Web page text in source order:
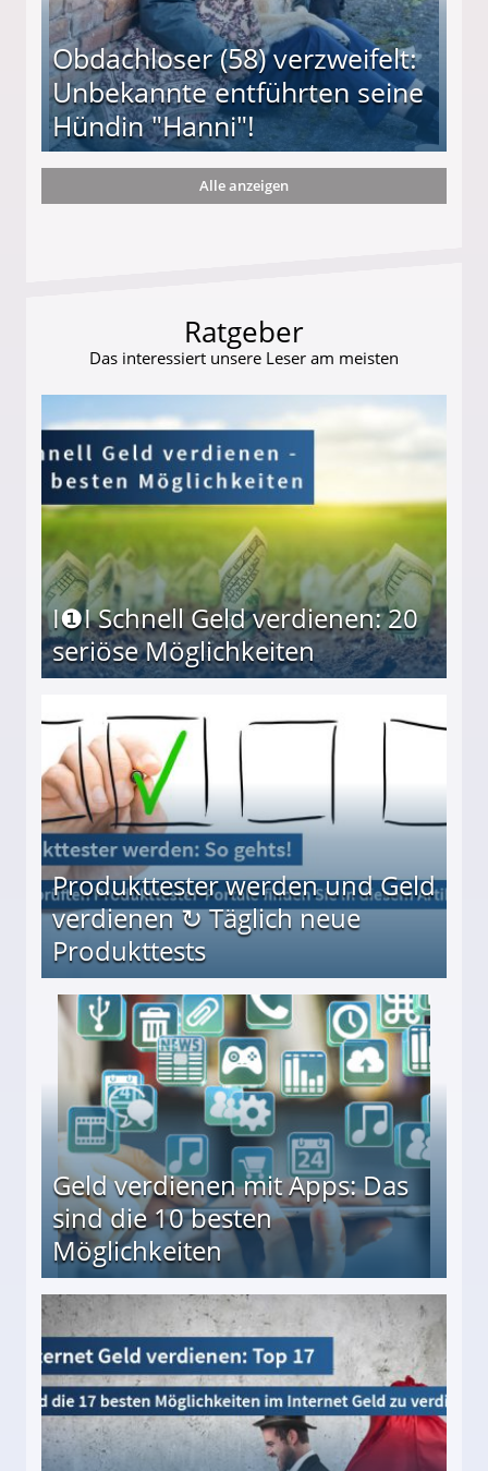
Obdachloser (58) verzweifelt:
Unbekannte entführten seine
Hündin "Hanni"!
entführten seine Hündin "Hanni"!
Alle anzeigen
Ratgeber
Das interessiert unsere Leser am meisten
I❶I Schnell Geld verdienen: 20
seriöse Möglichkeiten
Produkttester werden und Geld
verdienen ↻ Täglich neue
Produkttests
↻ Täglich neue Produkttests
Geld verdienen mit Apps: Das
sind die 10 besten
Möglichkeiten
besten Möglichkeiten